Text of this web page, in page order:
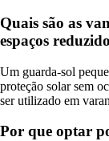
Quais são as
espaços
Um guarda-sol
proteção solar sem
ser utilizado em
Por que optar